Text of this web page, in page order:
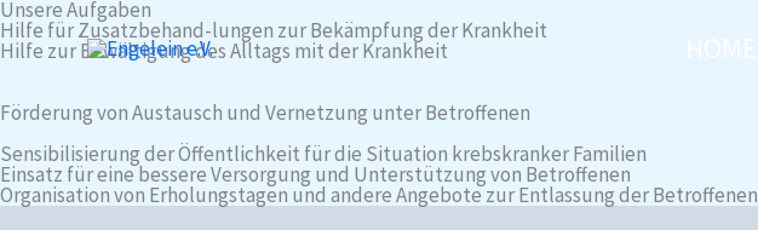
Zum
Inhalt
HOME
Unsere Aufgaben
Hilfe für Zusatzbehand-lungen zur Bekämpfung der Krankheit
Hilfe zur Bewältigung des Alltags mit der Krankheit
Förderung von Austausch und Vernetzung unter Betroffenen
Sensibilisierung der Öffentlichkeit für die Situation krebskranker Familien
Einsatz für eine bessere Versorgung und Unterstützung von Betroffenen
Organisation von Erholungstagen und andere Angebote zur Entlassung der Betroffenen